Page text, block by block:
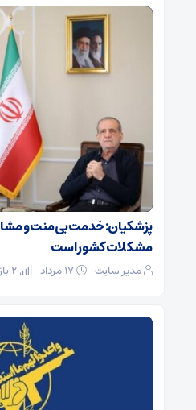
پزشکیان: خدمت بی‌منت و
مشکلات کشور است
مدیر سایت